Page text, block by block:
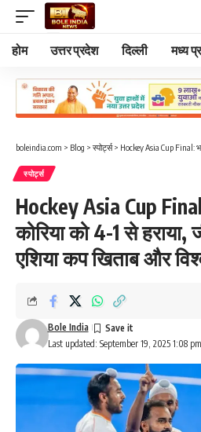
होम उत्तर प्रदेश दिल्ली मध्य
boleindia.com > Blog > स्पोर्ट्स> Hockey Asia Cup Final: भारत ने दक्षिण
स्पोर्ट्स
Hockey Asia Cup
कोरिया को 4-1 से हराया,
एशिया कप खिताब और
Last updated: September 19, 2025 1:08 pm
Bole India